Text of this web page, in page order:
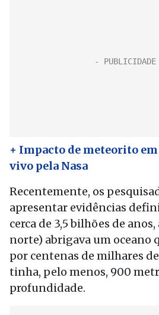
+ Impacto de meteorito
vivo pela Nasa
Recentemente, os
apresentar evidências
cerca de 3,5 bilhões de
norte) abrigava um oceano
por centenas de milhares
tinha, pelo menos, 900
profundidade.